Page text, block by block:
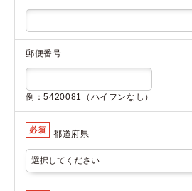
郵便番号
例：5420081（ハイフンなし）
必須 都道府県